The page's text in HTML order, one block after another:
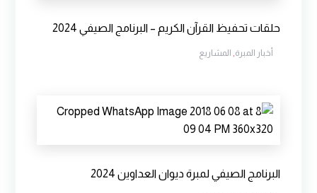
حلقات تحفيظ القرآن الكريم – البرنامج الصيفي 2024
أخبار المبرة, المشاريع
البرنامج الصيفي لمبرة ديوان العداوين 2024